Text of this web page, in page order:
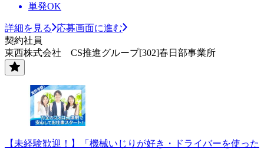
単発OK
詳細を見る
応募画面に進む
契約社員
東西株式会社 CS推進グループ[302]春日部事業所
【未経験歓迎！】「機械いじりが好き・ドライバーを使った